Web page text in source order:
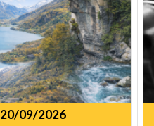
20/09/2026